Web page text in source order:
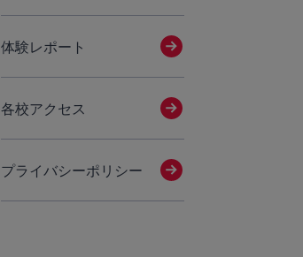
体験レポート
各校アクセス
プライバシーポリシー